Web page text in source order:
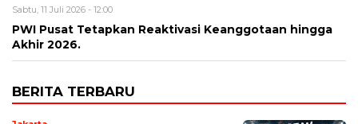
Sabtu, 11 Juli 2026 - 12:00
PWI Pusat Tetapkan Reaktivasi Keanggotaan hingga
Akhir 2026.
BERITA TERBARU